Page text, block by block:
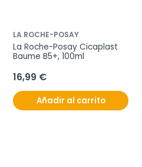
LA ROCHE-POSAY
La Roche-Posay Cicaplast
Baume B5+, 100ml
16,99 €
Añadir al carrito